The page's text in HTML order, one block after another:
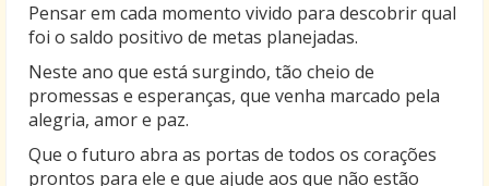
Pensar em cada momento vivido para descobrir qual
foi o saldo positivo de metas planejadas.
Neste ano que está surgindo, tão cheio de
promessas e esperanças, que venha marcado pela
alegria, amor e paz.
Que o futuro abra as portas de todos os corações
prontos para ele e que ajude aos que não estão